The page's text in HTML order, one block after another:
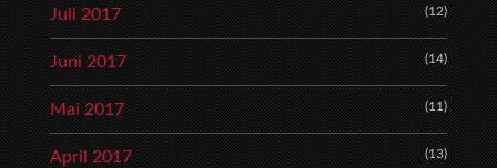
Juli 2017 (12)
Juni 2017 (14)
Mai 2017 (11)
April 2017 (13)